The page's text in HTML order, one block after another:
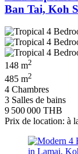
Ban Tai, Koh
148 m2
485 m2
4 Chambres
3 Salles de bains
9 500 000 THB
Prix de location: à